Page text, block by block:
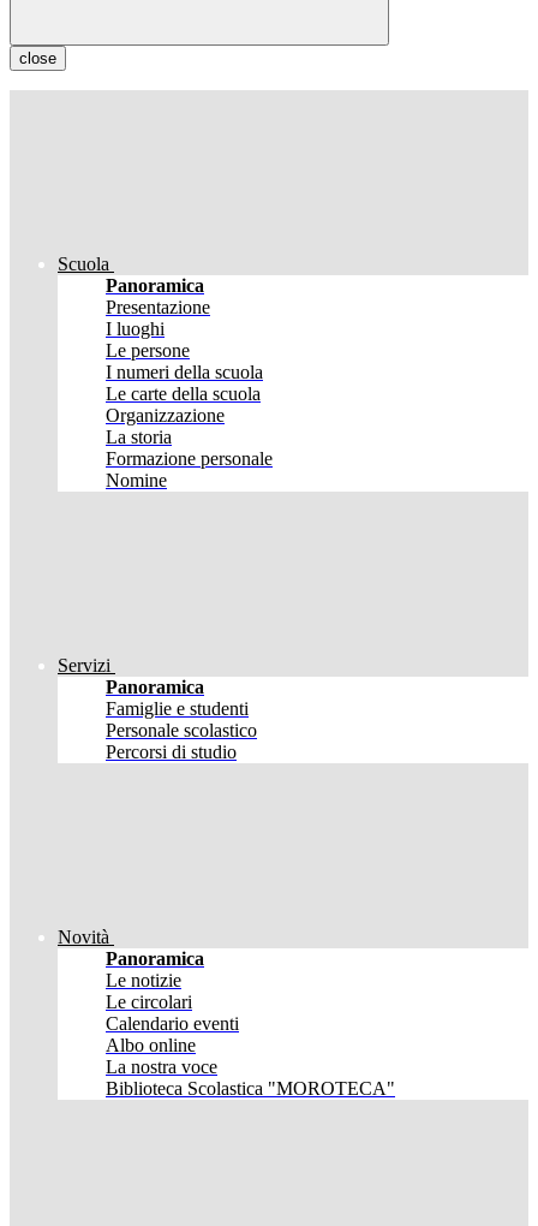
close
Scuola
Panoramica
Presentazione
I luoghi
Le persone
I numeri della scuola
Le carte della scuola
Organizzazione
La storia
Formazione personale
Nomine
Servizi
Panoramica
Famiglie e studenti
Personale scolastico
Percorsi di studio
Novità
Panoramica
Le notizie
Le circolari
Calendario eventi
Albo online
La nostra voce
Biblioteca Scolastica "MOROTECA"